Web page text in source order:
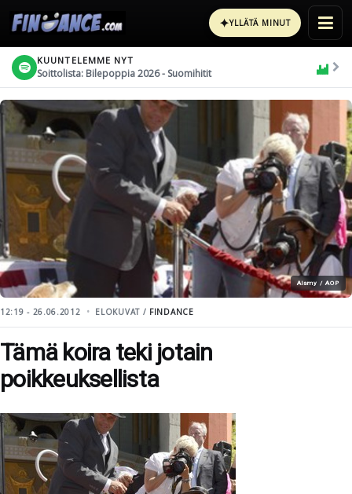
✦YLLÄTÄ MINUT
KUUNTELEMME NYT
Soittolista: Bilepoppia 2026 - Suomihitit
Alamy / AOP
12:19 - 26.06.2012 ELOKUVAT / FINDANCE
Tämä koira teki jotain
poikkeuksellista